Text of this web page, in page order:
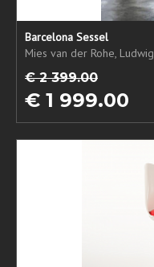
Barcelona Sessel
Mies van der Rohe, Ludwig
€ 2 399.00
€ 1 999.00